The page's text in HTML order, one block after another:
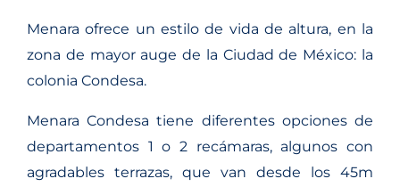
Menara ofrece un estilo de vida de altura, en la
zona de mayor auge de la Ciudad de México: la
colonia Condesa.
Menara Condesa tiene diferentes opciones de
departamentos 1 o 2 recámaras, algunos con
agradables terrazas, que van desde los 45m